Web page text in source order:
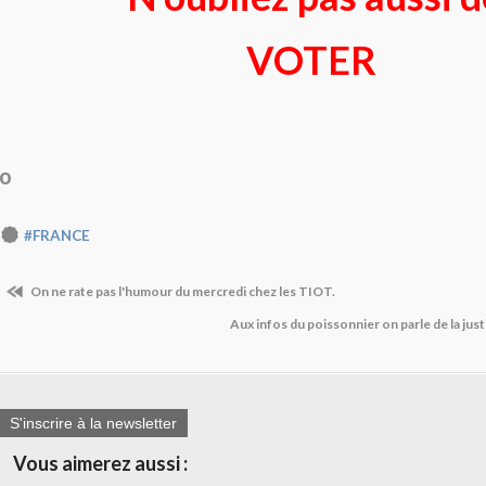
VOTER
o
#FRANCE
On ne rate pas l'humour du mercredi chez les TIOT.
Aux infos du poissonnier on parle de la
S'inscrire à la newsletter
Vous aimerez aussi :